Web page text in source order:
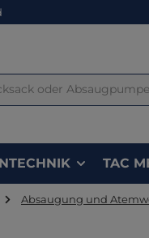
TAC
Absaugung und